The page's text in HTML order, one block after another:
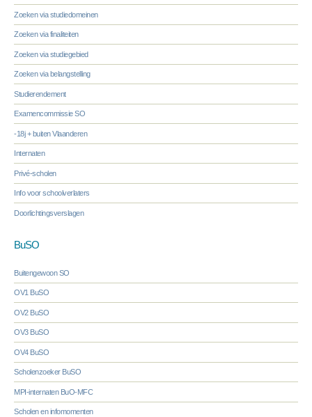
Zoeken via studiedomeinen
Zoeken via finaliteiten
Zoeken via studiegebied
Zoeken via belangstelling
Studierendement
Examencommissie SO
-18j + buiten Vlaanderen
Internaten
Privé-scholen
Info voor schoolverlaters
Doorlichtingsverslagen
BuSO
Buitengewoon SO
OV1 BuSO
OV2 BuSO
OV3 BuSO
OV4 BuSO
Scholenzoeker BuSO
MPI-internaten BuO-MFC
Scholen en infomomenten